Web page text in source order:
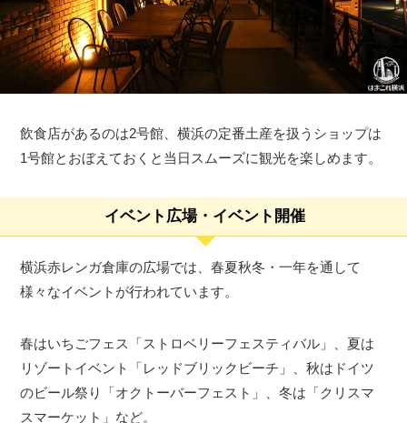
飲食店があるのは2号館、横浜の定番土産を扱うショップは
1号館とおぼえておくと当日スムーズに観光を楽しめます。
イベント広場・イベント開催
横浜赤レンガ倉庫の広場では、春夏秋冬・一年を通して
様々なイベントが行われています。
春はいちごフェス「ストロベリーフェスティバル」、夏は
リゾートイベント「レッドブリックビーチ」、秋はドイツ
のビール祭り「オクトーバーフェスト」、冬は「クリスマ
スマーケット」など。